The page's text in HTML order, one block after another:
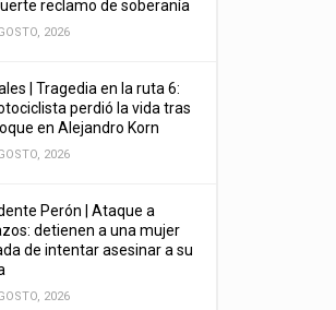
reclamo de soberanía
2026
| Tragedia en la ruta 6:
perdió la vida tras
en Alejandro Korn
2026
Perón | Ataque a
detienen a una mujer
de intentar asesinar a su
2026